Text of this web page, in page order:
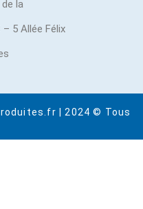
la
– 5 Allée Félix
| 2024 © Tous